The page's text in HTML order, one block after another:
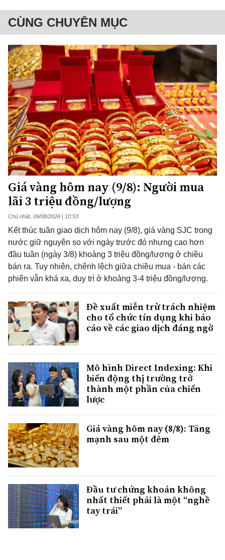
CÙNG CHUYÊN MỤC
Giá vàng hôm nay (9/8): Người mua
lãi 3 triệu đồng/lượng
Chủ nhật, 09/08/2026 | 10:53
Kết thúc tuần giao dịch hôm nay (9/8), giá vàng SJC trong
nước giữ nguyên so với ngày trước đó nhưng cao hơn
đầu tuần (ngày 3/8) khoảng 3 triệu đồng/lượng ở chiều
bán ra. Tuy nhiên, chênh lệch giữa chiều mua - bán các
phiên vẫn khá xa, duy trì ở khoảng 3-4 triệu đồng/lượng.
Đề xuất miễn trừ trách nhiệm
cho tổ chức tín dụng khi báo
cáo về các giao dịch đáng ngờ
Mô hình Direct Indexing: Khi
biến động thị trường trở
thành một phần của chiến
lược
Giá vàng hôm nay (8/8): Tăng
mạnh sau một đêm
Đầu tư chứng khoán không
nhất thiết phải là một “nghề
tay trái”